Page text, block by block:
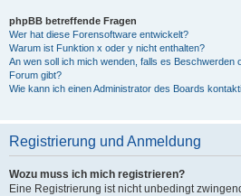
phpBB betreffende Fragen
Wer hat diese Forensoftware entwickelt?
Warum ist Funktion x oder y nicht enthalten?
An wen soll ich mich wenden, falls es Beschwerden
Forum gibt?
Wie kann ich einen Administrator des Boards
Registrierung und Anmeldung
Wozu muss ich mich registrieren?
Eine Registrierung ist nicht unbedingt